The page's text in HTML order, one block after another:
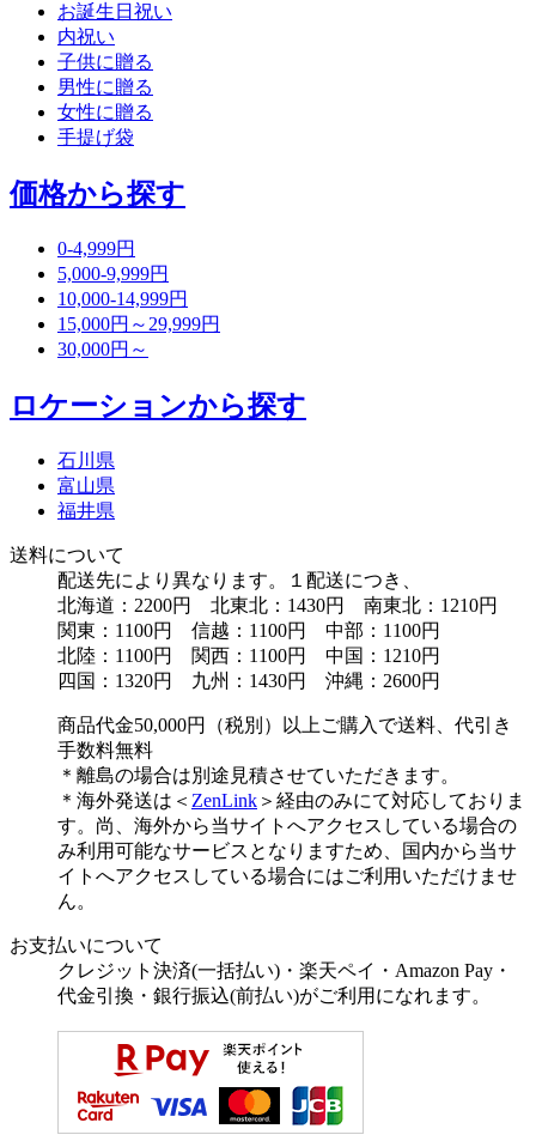
お誕生日祝い
内祝い
子供に贈る
男性に贈る
女性に贈る
手提げ袋
価格から探す
0-4,999円
5,000-9,999円
10,000-14,999円
15,000円～29,999円
30,000円～
ロケーションから探す
石川県
富山県
福井県
送料について
配送先により異なります。１配送につき、
北海道：2200円 北東北：1430円 南東北：1210円
関東：1100円 信越：1100円 中部：1100円
北陸：1100円 関西：1100円 中国：1210円
四国：1320円 九州：1430円 沖縄：2600円
商品代金50,000円（税別）以上ご購入で送料、代引き
手数料無料
＊離島の場合は別途見積させていただきます。
＊海外発送は＜ ZenLink ＞経由のみにて対応しておりま
す。尚、海外から当サイトへアクセスしている場合の
み利用可能なサービスとなりますため、国内から当サ
イトへアクセスしている場合にはご利用いただけませ
ん。
お支払いについて
クレジット決済(一括払い)・楽天ペイ・Amazon Pay・
代金引換・銀行振込(前払い)がご利用になれます。